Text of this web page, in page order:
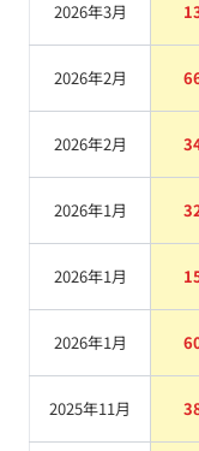
2026年3月
2026年2月
2026年2月
2026年1月
2026年1月
2026年1月
2025年11月